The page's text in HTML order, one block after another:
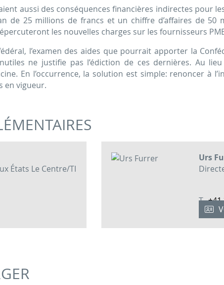
aussi des conséquences financières indirectes pour
de 25 millions de francs et un chiffre d’affaires de 50
les nouvelles charges sur les fournisseurs
l’examen des aides que pourrait apporter la
ne justifie pas l’édiction de ces dernières. Au lieu
En l’occurrence, la solution est simple: renoncer à
en vigueur.
États Le Centre/TI
Urs
T +41
M +41